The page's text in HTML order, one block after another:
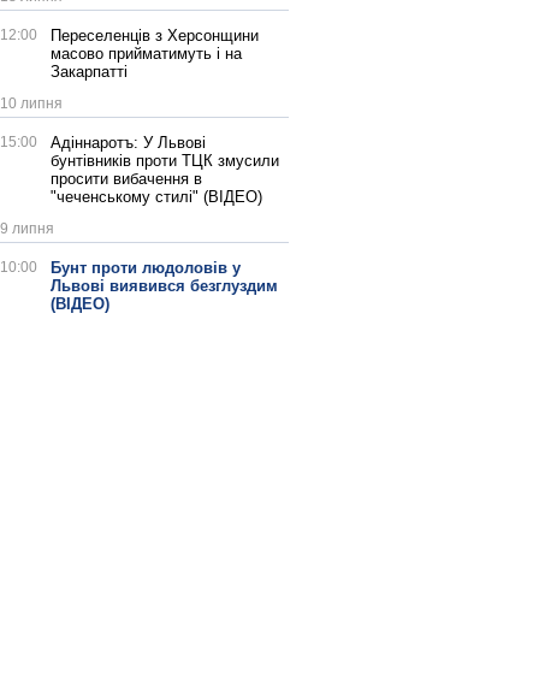
12:00
Переселенців з Херсонщини
масово прийматимуть і на
Закарпатті
10 липня
15:00
Адіннаротъ: У Львові
бунтівників проти ТЦК змусили
просити вибачення в
"чеченському стилі" (ВІДЕО)
9 липня
10:00
Бунт проти людоловів у
Львові виявився безглуздим
(ВІДЕО)